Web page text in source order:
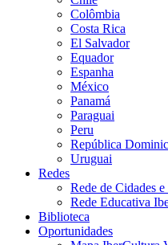
Colômbia
Costa Rica
El Salvador
Equador
Espanha
México
Panamá
Paraguai
Peru
República
Uruguai
Redes
Rede de Cidades
Rede Educativa
Biblioteca
Oportunidades